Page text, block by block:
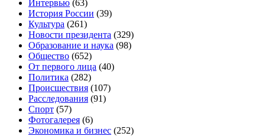
Интервью (63)
История России (39)
Культура (261)
Новости президента (329)
Образование и наука (98)
Общество (652)
От первого лица (40)
Политика (282)
Происшествия (107)
Расследования (91)
Спорт (57)
Фотогалерея (6)
Экономика и бизнес (252)